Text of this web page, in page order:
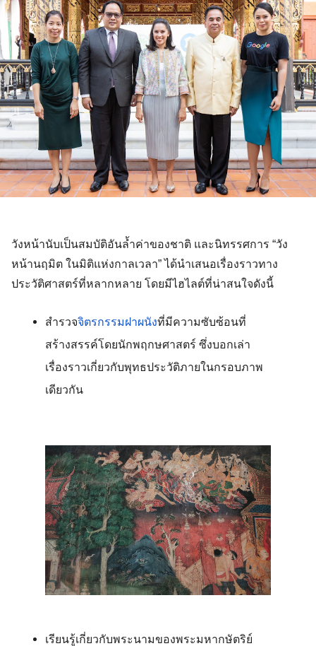
วังหน้านับเป็นสมบัติอันล้ำค่าของชาติ และนิทรรศการ “วัง
หน้านฤมิต ในมิติแห่งกาลเวลา” ได้นำเสนอเรื่องราวทาง
ประวัติศาสตร์ที่หลากหลาย โดยมีไฮไลต์ที่น่าสนใจดังนี้
สำรวจจิตรกรรมฝาผนังที่มีความซับซ้อนที่
สร้างสรรค์โดยนักพฤกษศาสตร์ ซึ่งบอกเล่า
เรื่องราวเกี่ยวกับพุทธประวัติภายในกรอบภาพ
เดียวกัน
เรียนรู้เกี่ยวกับพระนามของพระมหากษัตริย์